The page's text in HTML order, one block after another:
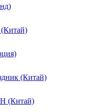
(Китай)
(Китай)
(Китай)